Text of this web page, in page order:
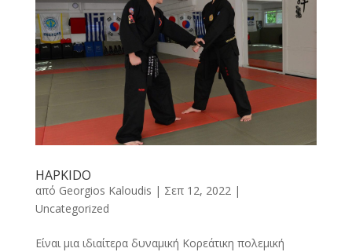
HAPKIDO
από Georgios Kaloudis | Σεπ 12, 2022|
Uncategorized
Είναι μια ιδιαίτερα δυναμική Κορεάτικη πολεμική